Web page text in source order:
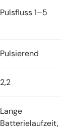
Pulsfluss1–5
Pulsierend
2,2
Lange
Batterielaufzeit,